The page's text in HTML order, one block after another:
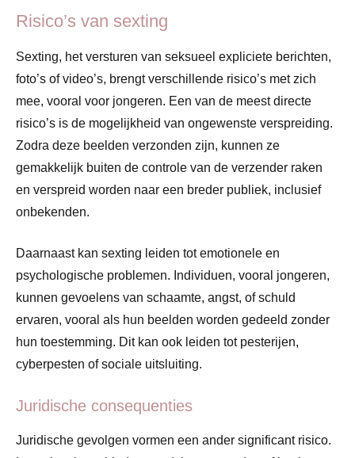
Risico’s van sexting
Sexting, het versturen van seksueel expliciete berichten,
foto’s of video’s, brengt verschillende risico’s met zich
mee, vooral voor jongeren. Een van de meest directe
risico’s is de mogelijkheid van ongewenste verspreiding.
Zodra deze beelden verzonden zijn, kunnen ze
gemakkelijk buiten de controle van de verzender raken
en verspreid worden naar een breder publiek, inclusief
onbekenden.
Daarnaast kan sexting leiden tot emotionele en
psychologische problemen. Individuen, vooral jongeren,
kunnen gevoelens van schaamte, angst, of schuld
ervaren, vooral als hun beelden worden gedeeld zonder
hun toestemming. Dit kan ook leiden tot pesterijen,
cyberpesten of sociale uitsluiting.
Juridische consequenties
Juridische gevolgen vormen een ander significant risico.